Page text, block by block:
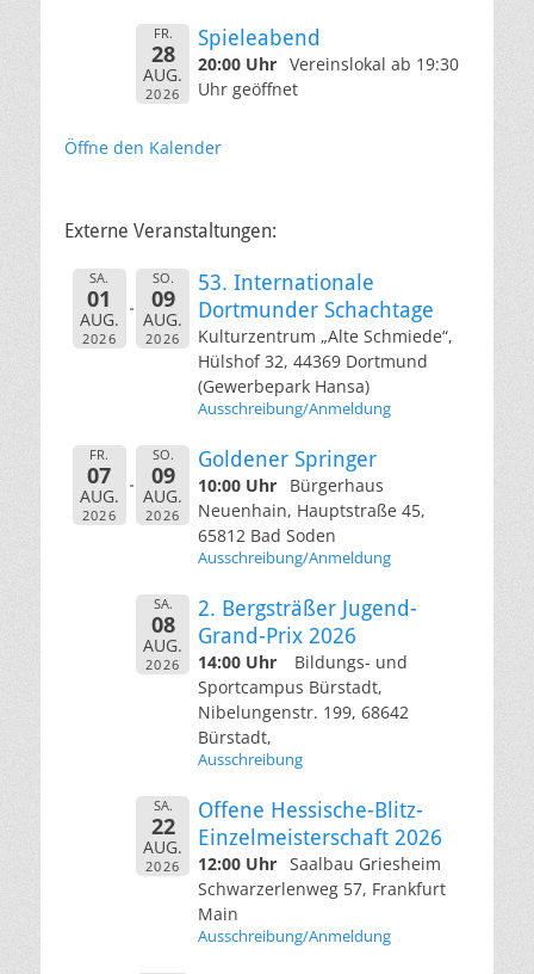
FR.
28
AUG.
2026
Spieleabend
20:00 Uhr Vereinslokal ab 19:30
Uhr geöffnet
Öffne den Kalender
Externe Veranstaltungen:
SA.
01
AUG.
2026
SO.
09
AUG.
2026
53. Internationale
Dortmunder Schachtage
Kulturzentrum „Alte Schmiede“,
Hülshof 32, 44369 Dortmund
(Gewerbepark Hansa)
Ausschreibung/Anmeldung
FR.
07
AUG.
2026
SO.
09
AUG.
2026
Goldener Springer
10:00 Uhr
Bürgerhaus
Neuenhain, Hauptstraße 45,
65812 Bad Soden
Ausschreibung/Anmeldung
SA.
08
AUG.
2026
2. Bergsträßer Jugend-
Grand-Prix 2026
14:00 Uhr
Bildungs- und
Sportcampus Bürstadt,
Nibelungenstr. 199, 68642
Bürstadt,
Ausschreibung
SA.
22
AUG.
2026
Offene Hessische-Blitz-
Einzelmeisterschaft 2026
12:00 Uhr Saalbau Griesheim
Schwarzerlenweg 57, Frankfurt
Main
Ausschreibung/Anmeldung